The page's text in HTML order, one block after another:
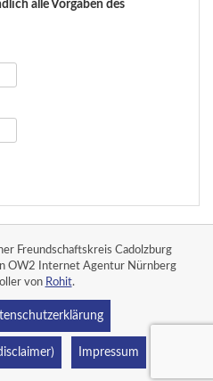
alle Vorgaben des
Freundschaftskreis Cadolzburg
OW2 Internet Agentur Nürnberg
von Rohit.
Impressum